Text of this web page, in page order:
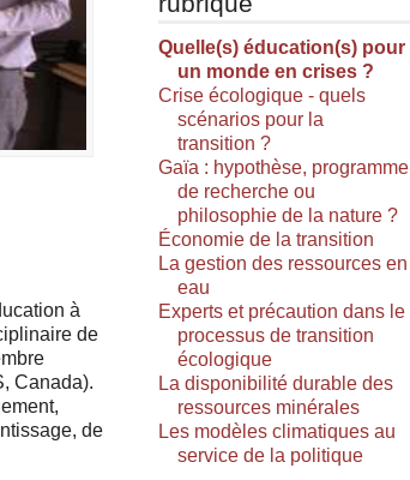
à
de
Canada).
de
Quelle(s) éducation(s) pour
un monde en crises ?
Crise écologique - quels
scénarios pour la
transition ?
Gaïa : hypothèse, programme
de recherche ou
philosophie de la nature ?
Économie de la transition
La gestion des ressources en
eau
Experts et précaution dans le
processus de transition
écologique
La disponibilité durable des
ressources minérales
Les modèles climatiques au
service de la politique